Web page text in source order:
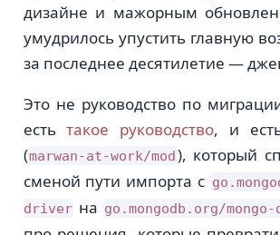
дизайне и мажорным
умудрилось упустить главную
за последнее десятилетие —
Это не руководство по
естьтакое руководство, и
(marwan-at-work/mod), который
сменой пути импорта с
driver на go.mongodb.org/